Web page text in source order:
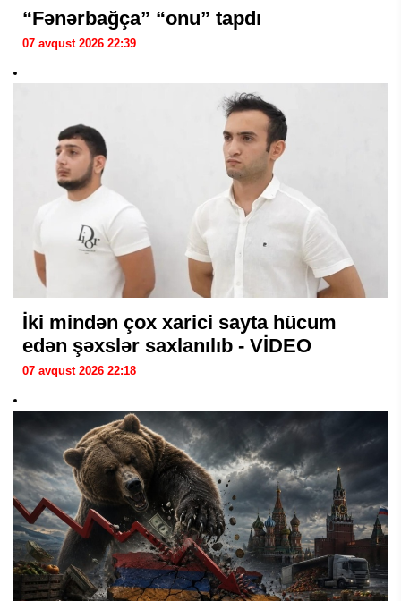
“Fənərbağça” “onu” tapdı
07 avqust 2026 22:39
İki mindən çox xarici sayta hücum
edən şəxslər saxlanılıb - VİDEO
07 avqust 2026 22:18